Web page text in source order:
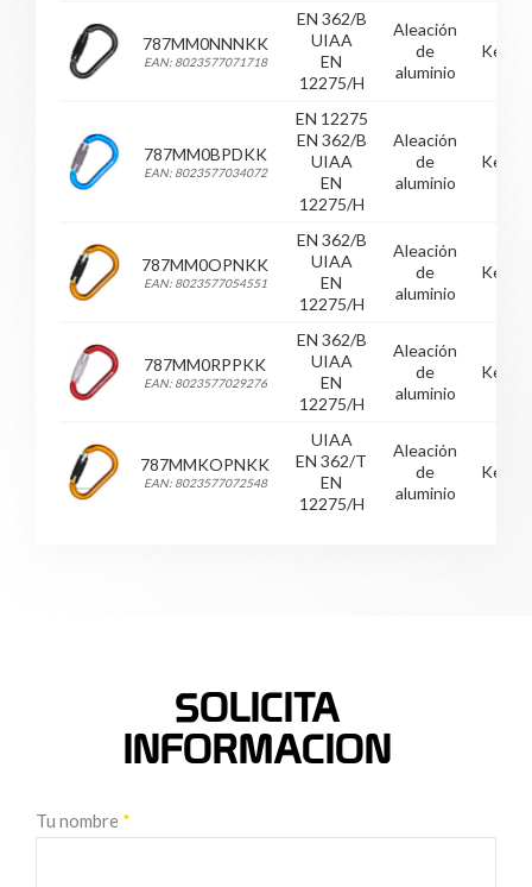
787MM0NNNKK
EAN: 8023577071718
EN 362/B
UIAA
EN
12275/H
Aleación
de
aluminio
787MM0BPDKK
EAN: 8023577034072
EN 12275
EN 362/B
UIAA
EN
12275/H
Aleación
de
aluminio
787MM0OPNKK
EAN: 8023577054551
EN 362/B
UIAA
EN
12275/H
Aleación
de
aluminio
787MM0RPPKK
EAN: 8023577029276
EN 362/B
UIAA
EN
12275/H
Aleación
de
aluminio
787MMKOPNKK
EAN: 8023577072548
UIAA
EN 362/T
EN
12275/H
Aleación
de
aluminio
SOLICITA
INFORMACION
Tu nombre *